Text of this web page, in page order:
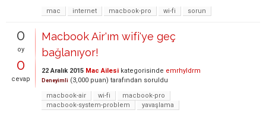
mac
internet macbook-pro wi-fi sorun
0
oy
0
cevap
Macbook Air'ım wifi'ye geç
bağlanıyor!
22 Aralık 2015 Mac Ailesi kategorisinde emrhyldrm
Deneyimli (3,000 puan) tarafından soruldu
macbook-air
wi-fi
macbook-pro
macbook-system-problem
yavaşlama